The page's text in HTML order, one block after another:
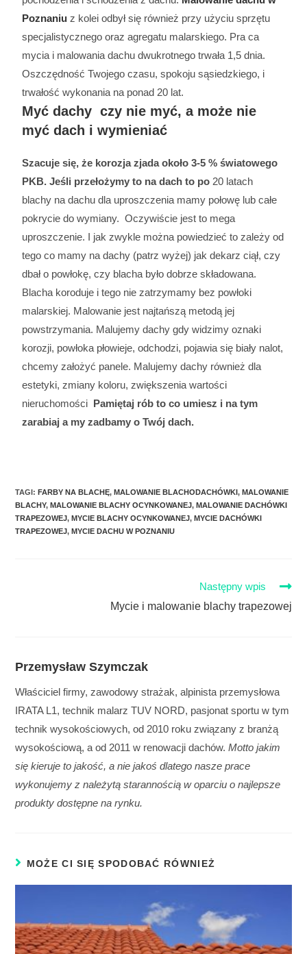
Poznaniu z kolei odbył się również przy użyciu sprzętu
specjalistycznego oraz agregatu malarskiego. Pra ca
mycia i malowania dachu dwukrotnego trwała 1,5 dnia.
Oszczędność Twojego czasu, spokoju sąsiedzkiego, i
trwałość wykonania na ponad 20 lat.
Myć dachy czy nie myć, a może nie
myć dach i wymieniać
Szacuje się, że korozja zjada około 3-5 % światowego
PKB. Jeśli przełożymy to na dach to po 20 latach
blachy na dachu dla uproszczenia mamy połowę lub całe
pokrycie do wymiany. Oczywiście jest to mega
uproszczenie. I jak zwykle można powiedzieć to zależy od
tego co mamy na dachy (patrz wyżej) jak dekarz ciął, czy
dbał o powłokę, czy blacha było dobrze składowana.
Blacha koroduje i tego nie zatrzymamy bez powłoki
malarskiej. Malowanie jest najtańszą metodą jej
powstrzymania. Malujemy dachy gdy widzimy oznaki
korozji, powłoka płowieje, odchodzi, pojawia się biały nalot,
chcemy założyć panele. Malujemy dachy również dla
estetyki, zmiany koloru, zwiększenia wartości
nieruchomości Pamiętaj rób to co umiesz i na tym
zarabiaj a my zadbamy o Twój dach.
TAGI:FARBY NA BLACHĘ, MALOWANIE BLACHODACHÓWKI, MALOWANIE
BLACHY, MALOWANIE BLACHY OCYNKOWANEJ, MALOWANIE DACHÓWKI
TRAPEZOWEJ, MYCIE BLACHY OCYNKOWANEJ, MYCIE DACHÓWKI
TRAPEZOWEJ, MYCIE DACHU W POZNANIU
Następny wpis
Mycie i malowanie blachy trapezowej
Przemysław Szymczak
Właściciel firmy, zawodowy strażak, alpinista przemysłowa
IRATA L1, technik malarz TUV NORD, pasjonat sportu w tym
technik wysokościowych, od 2010 roku związany z branżą
wysokościową, a od 2011 w renowacji dachów.Motto jakim
się kieruje to jakość, a nie jakoś dlatego nasze prace
wykonujemy z należytą starannością w oparciu o najlepsze
produkty dostępne na rynku.
MOŻE CI SIĘ SPODOBAĆ RÓWNIEŻ